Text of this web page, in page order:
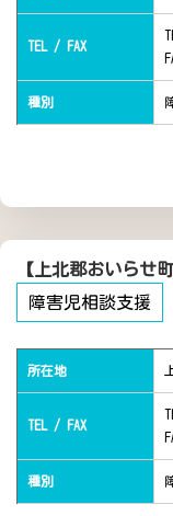
TEL / FAX
種別
【上北郡おいらせ
障害児相談支援
所在地
TEL / FAX
種別